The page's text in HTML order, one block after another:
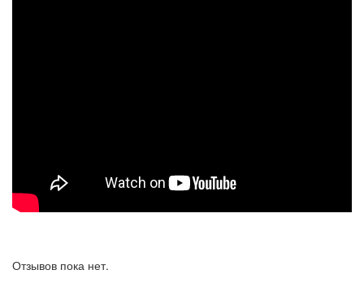
Отзывов пока нет.